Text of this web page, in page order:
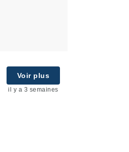
Voir plus
il y a 3 semaines